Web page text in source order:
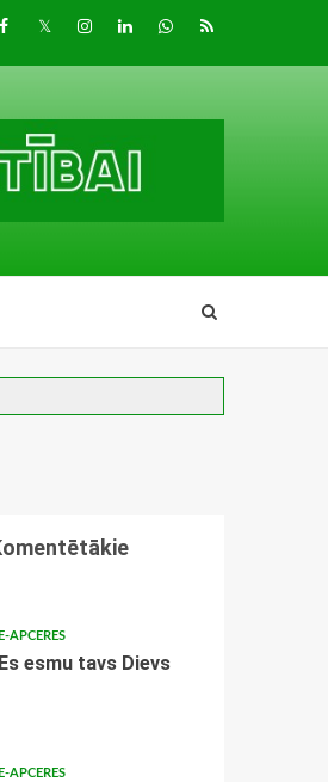
Facebook
TwitterInstagram
LinkedInwhatsapp
RSS
E-APCERES
Es esmu tavs Dievs
E-APCERES